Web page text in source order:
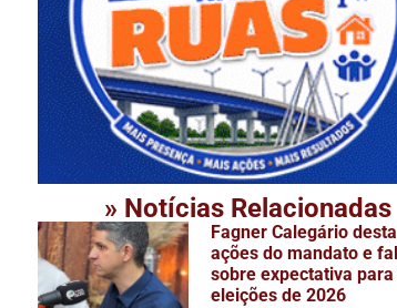
» Notícias Relacionadas
Fagner Calegário
ações do mandato e
sobre expectativa para
eleições de 2026